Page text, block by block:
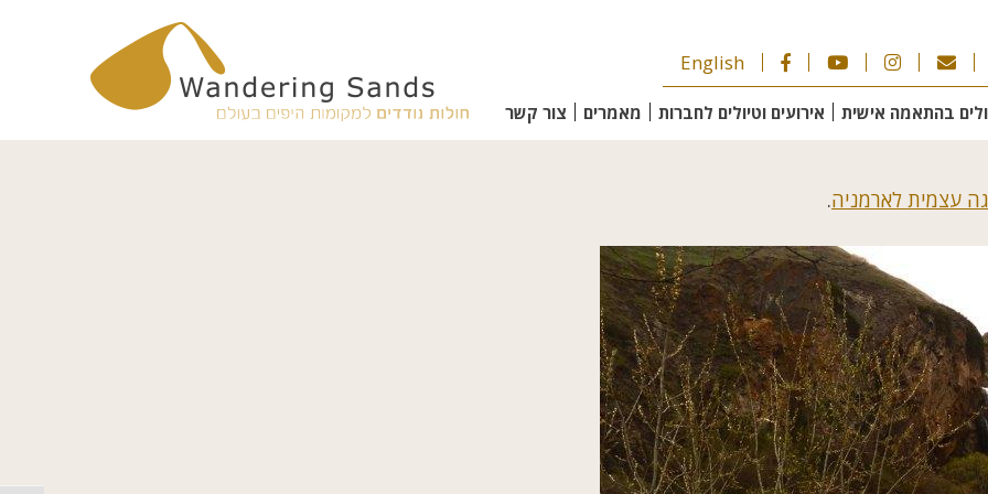
English
בהתאמה אישית אירועים וטיולים לחברות מאמרים צור קשר
עצמית לארמניה.